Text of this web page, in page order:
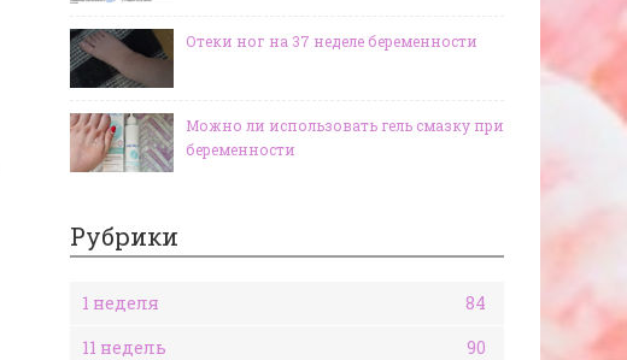
Отеки ног на 37 неделе беременности
Можно ли использовать гель смазку при
беременности
Рубрики
1 неделя
84
11 недель
90